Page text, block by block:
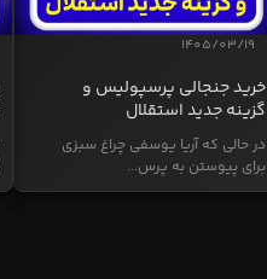
1405/03/19
خرید جنجالی پرسپولیس و
گزینه جدید استقلال
در حالی که آریا یوسفی چراغ سبزی
برای پیوستن به پرس...